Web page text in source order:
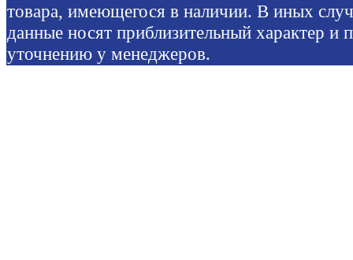
товара, имеющегося в наличии. В иных
данные носят приблизительный характер и
уточнению у менеджеров.